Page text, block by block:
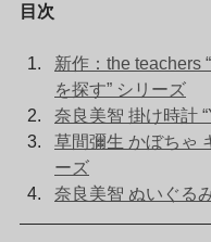
目次
新作：the teachers
を探す” シリーズ
奈良美智 掛け時計
草間彌生 かぼちゃ
ーズ
奈良美智 ぬいぐる